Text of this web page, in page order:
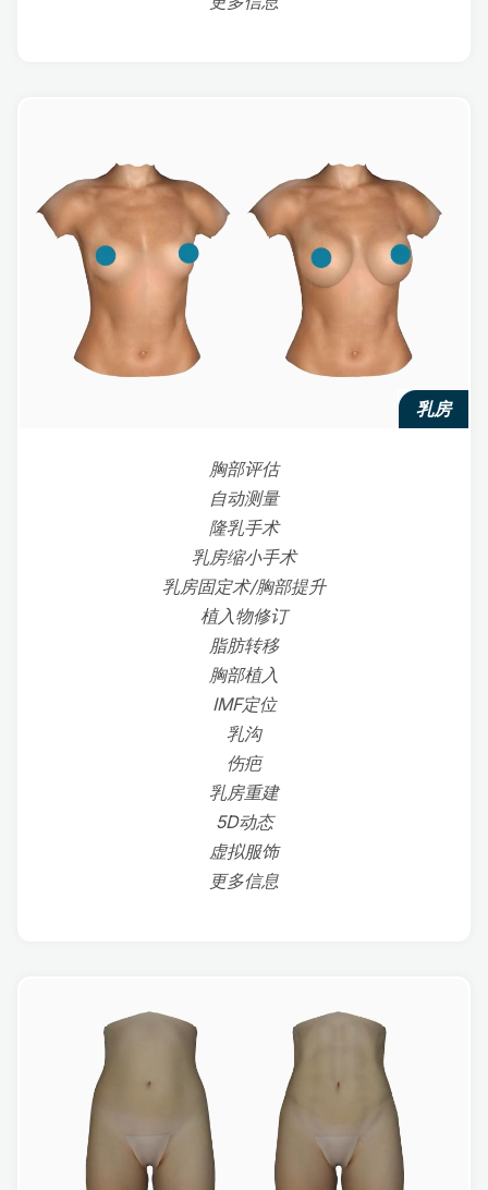
乳房
胸部评估
自动测量
隆乳手术
乳房缩小手术
乳房固定术/胸部提升
植入物修订
脂肪转移
胸部植入
IMF定位
乳沟
伤疤
乳房重建
5D动态
虚拟服饰
更多信息